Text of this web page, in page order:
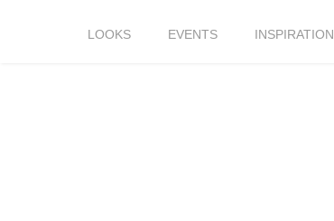
LOOKS EVENTS INSPIRATION